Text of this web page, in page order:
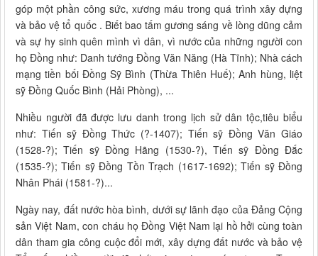
góp một phần công sức, xương máu trong quá trình xây dựng
và bảo vệ tổ quốc . Biết bao tấm gương sáng về lòng dũng cảm
và sự hy sinh quên mình vì dân, vì nước của những người con
họ Đồng như: Danh tướng Đồng Văn Năng (Hà Tĩnh); Nhà cách
mạng tiền bối Đồng Sỹ Bình (Thừa Thiên Huế); Anh hùng, liệt
sỹ Đồng Quốc Bình (Hải Phòng), ...
Nhiều người đã được lưu danh trong lịch sử dân tộc,tiêu biểu
như: Tiến sỹ Đồng Thức (?-1407); Tiến sỹ Đồng Văn Giáo
(1528-?); Tiến sỹ Đồng Hãng (1530-?), Tiến sỹ Đồng Đắc
(1535-?); Tiến sỹ Đồng Tồn Trạch (1617-1692); Tiến sỹ Đồng
Nhân Phái (1581-?)...
Ngày nay, đất nước hòa bình, dưới sự lãnh đạo của Đảng Cộng
sản Việt Nam, con cháu họ Đồng Việt Nam lại hồ hởi cùng toàn
dân tham gia công cuộc đổi mới, xây dựng đất nước và bảo vệ